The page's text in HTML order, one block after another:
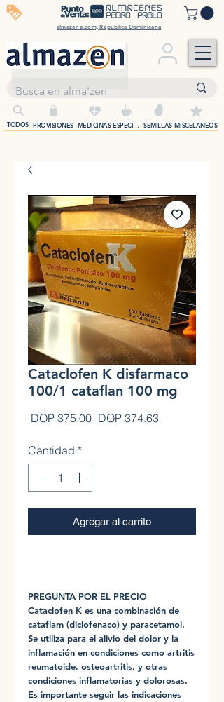
almazene.com, Republica Dominicana
off
+
PROVISIONES MEDICINAS SEMILLAS
ESPECIAS MISCELANEOS
TODOS
Cataclofen K disfarmaco
100/1 cataflan 100 mg
DOP 375.00 Precio
DOP 374.63Precio de
Cantidad *
Agregar al carrito
PREGUNTA POR EL PRECIO
Cataclofen K es una combinación de
cataflam (diclofenaco) y paracetamol.
Se utiliza para el alivio del dolor y la
inflamación en condiciones como artritis
reumatoide, osteoartritis, y otras
condiciones inflamatorias y dolorosas.
Es importante seguir las indicaciones